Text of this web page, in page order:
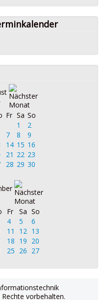
Fr Sa So
1
2
7 8
9
14 15 16
21 22 23
28 29 30
Fr Sa So
4 5
6
11 12 13
18 19 20
25 26 27
Rechte vorbehalten.